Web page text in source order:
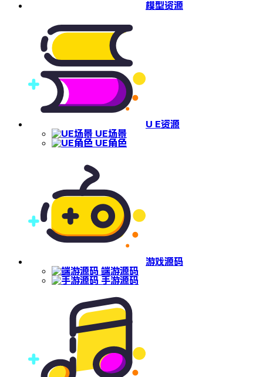
模型资源
U E资源
UE场景
UE角色
游戏源码
端游源码
手游源码